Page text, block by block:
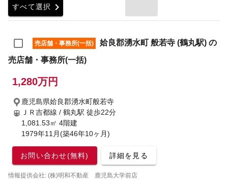
すべて選択 chevron_right
売店舗・事務所(一括)
姶良郡湧水町 般若寺 (鶴丸駅) の
売店舗・事務所(一括)
1,280万円
鹿児島県姶良郡湧水町般若寺
ＪＲ吉都線 / 鶴丸駅 徒歩22分
1,081.53㎡ 4階建
1979年11月(築46年10ヶ月)
お問い合わせ(無料) 詳細を見る
情報提供会社: (株)明和不動産 鹿児島大学前店